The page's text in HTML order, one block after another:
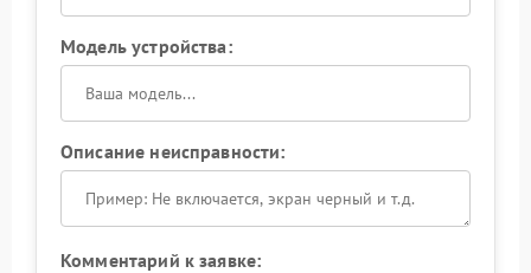
Модель устройства:
Описание неисправности:
Комментарий к заявке: